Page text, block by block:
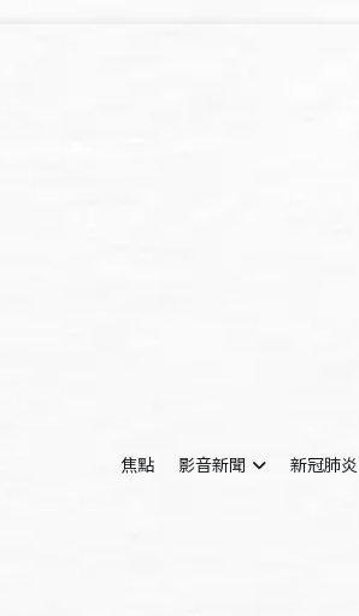
焦點
影音新聞 新冠肺